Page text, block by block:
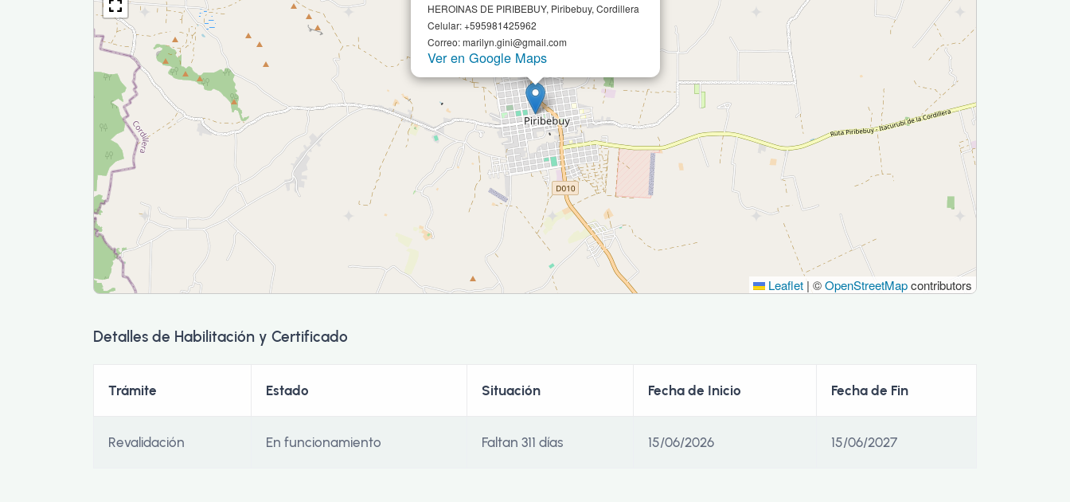
HEROINAS DE PIRIBEBUY, Piribebuy, Cordillera
Celular: +595981425962
Correo: marilyn.gini@gmail.com
Ver en Google Maps
Leaflet | ©OpenStreetMapcontributors
Detalles de Habilitación y Certificado
Trámite Estado Situación Fecha de Inicio Fecha de Fin
Revalidación En funcionamiento Faltan 311 días 15/06/2026 15/06/2027